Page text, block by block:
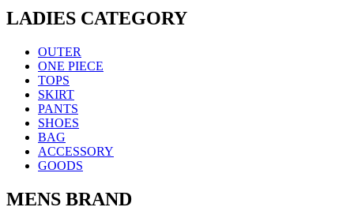
LADIES CATEGORY
OUTER
ONE PIECE
TOPS
SKIRT
PANTS
SHOES
BAG
ACCESSORY
GOODS
MENS BRAND